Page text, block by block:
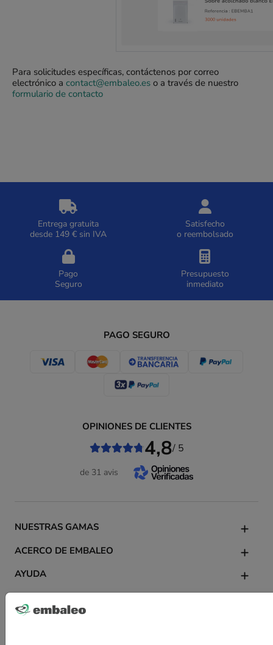
Para solicitudes específicas, contáctenos por correo
electrónico a contact@embaleo.es o a través de nuestro
formulario de contacto
Entrega gratuita
desde 149 € sin IVA
Satisfecho
o reembolsado
Pago
Seguro
Presupuesto
inmediato
PAGO SEGURO
CONTACTO
NUESTRAS GAMAS
ACERCO DE EMBALEO
AYUDA
OPINIONES DE CLIENTES
4,8/ 5
de 31 avis